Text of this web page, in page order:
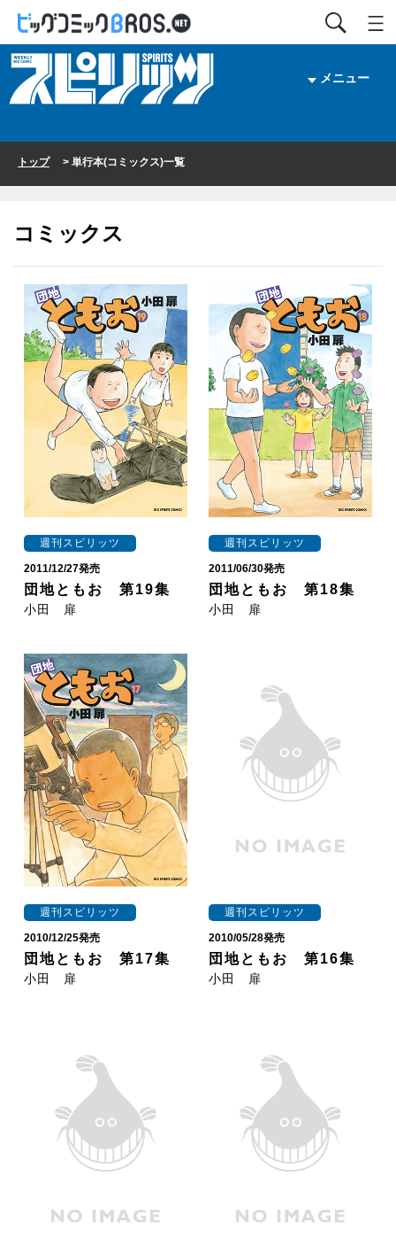
メニュー
トップ> 単行本(コミックス)一覧
コミックス
週刊スピリッツ
2011/12/27発売
団地ともお 第19集
小田 扉
週刊スピリッツ
2011/06/30発売
団地ともお 第18集
小田 扉
週刊スピリッツ
2010/12/25発売
団地ともお 第17集
小田 扉
週刊スピリッツ
2010/05/28発売
団地ともお 第16集
小田 扉